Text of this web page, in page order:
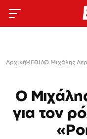
Αρχική›
MEDIA›
Ο
για τον